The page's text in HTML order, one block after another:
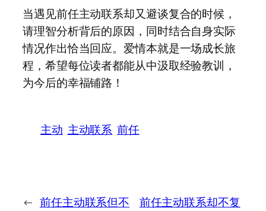
当遇见前任主动联系却又避谈复合的时候，
请理智分析背后的原因，同时结合自身实际
情况作出恰当回应。爱情本就是一场成长旅
程，希望每位读者都能从中汲取经验教训，
为今后的幸福铺路！
主动 主动联系 前任
← 前任主动联系但不
前任主动联系却不复